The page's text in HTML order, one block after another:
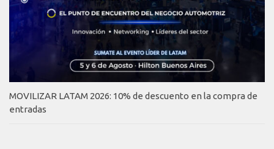
MOVILIZAR LATAM 2026: 10% de descuento en la compra de
entradas